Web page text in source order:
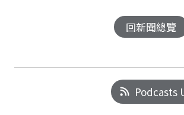
回新聞總覽
Podcasts